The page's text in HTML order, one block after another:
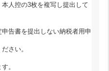
人控の3枚を複写し提出して
申告書を提出しない納税者用申
さい。
。